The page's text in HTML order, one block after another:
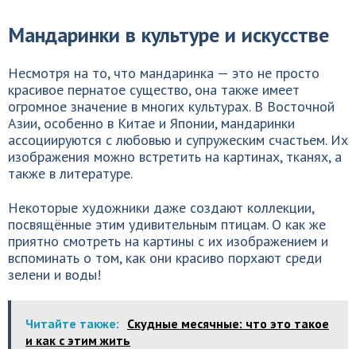
Мандаринки в культуре и искусстве
Несмотря на то, что мандаринка — это не просто
красивое пернатое существо, она также имеет
огромное значение в многих культурах. В Восточной
Азии, особенно в Китае и Японии, мандаринки
ассоциируются с любовью и супружеским счастьем. Их
изображения можно встретить на картинах, тканях, а
также в литературе.
Некоторые художники даже создают коллекции,
посвящённые этим удивительным птицам. О как же
приятно смотреть на картины с их изображением и
вспоминать о том, как они красиво порхают среди
зелени и воды!
Читайте также: Скудные месячные: что это такое
и как с этим жить